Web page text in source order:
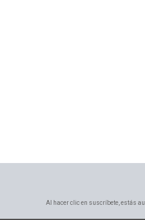
Al hacer clic en suscríbete, estás